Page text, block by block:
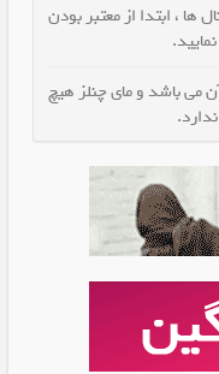
ها ، ابتدا از معتبر بودن
می باشد و مای چنلز هیچ